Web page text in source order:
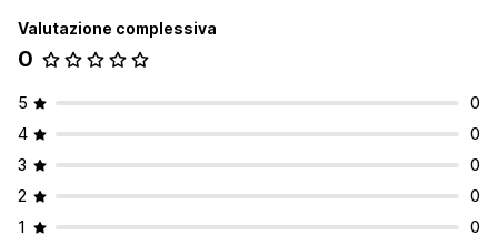
Valutazione complessiva
0
5
0
4
0
3
0
2
0
1
0